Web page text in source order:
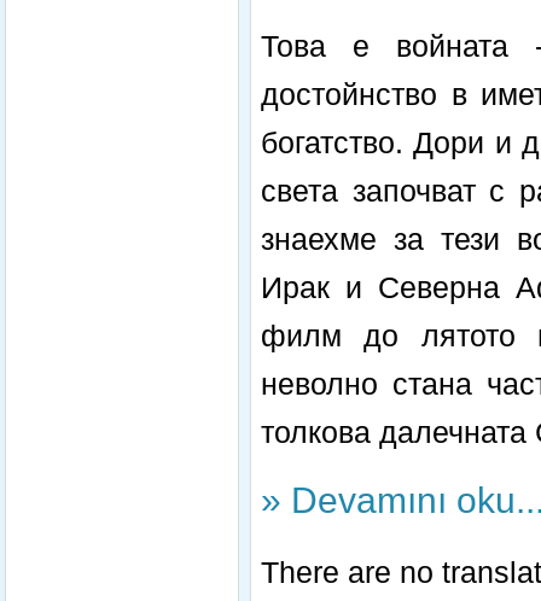
Това е войната
достойнство в
богатство. Дори и
света започват с
знаехме за тези
Ирак и Северна
филм до лятото
неволно стана
толкова
» Devamını
There are no